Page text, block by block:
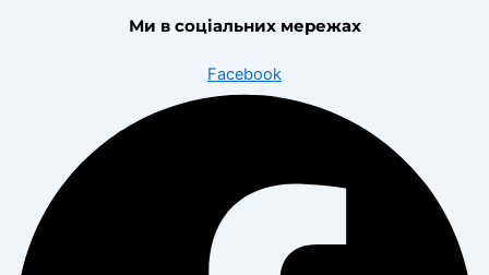
Ми в соціальних мережах
Facebook